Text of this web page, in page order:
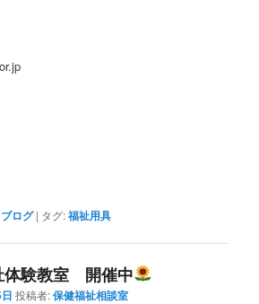
ブログ | タグ:福祉用具
体験教室 開催中
投稿者:保健福祉相談室